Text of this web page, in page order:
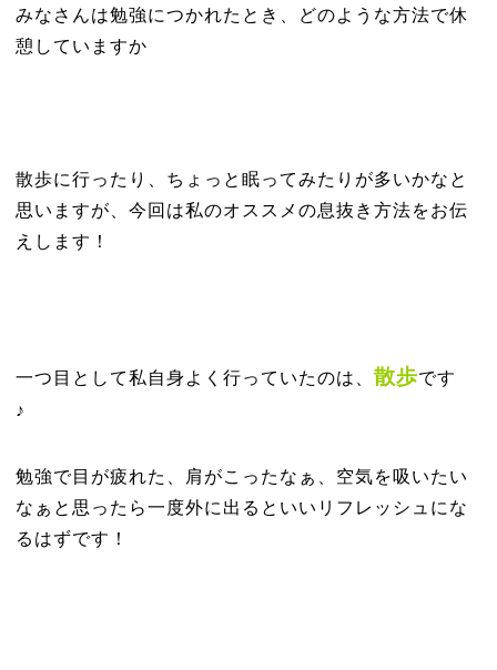
みなさんは勉強につかれたとき、どのような方法で休
憩していますか
散歩に行ったり、ちょっと眠ってみたりが多いかなと
思いますが、今回は私のオススメの息抜き方法をお伝
えします！
一つ目として私自身よく行っていたのは、 散歩です
♪
勉強で目が疲れた、肩がこったなぁ、空気を吸いたい
なぁと思ったら一度外に出るといいリフレッシュにな
るはずです！